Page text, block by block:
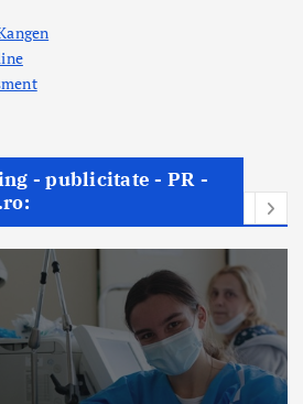
- publicitate - PR -